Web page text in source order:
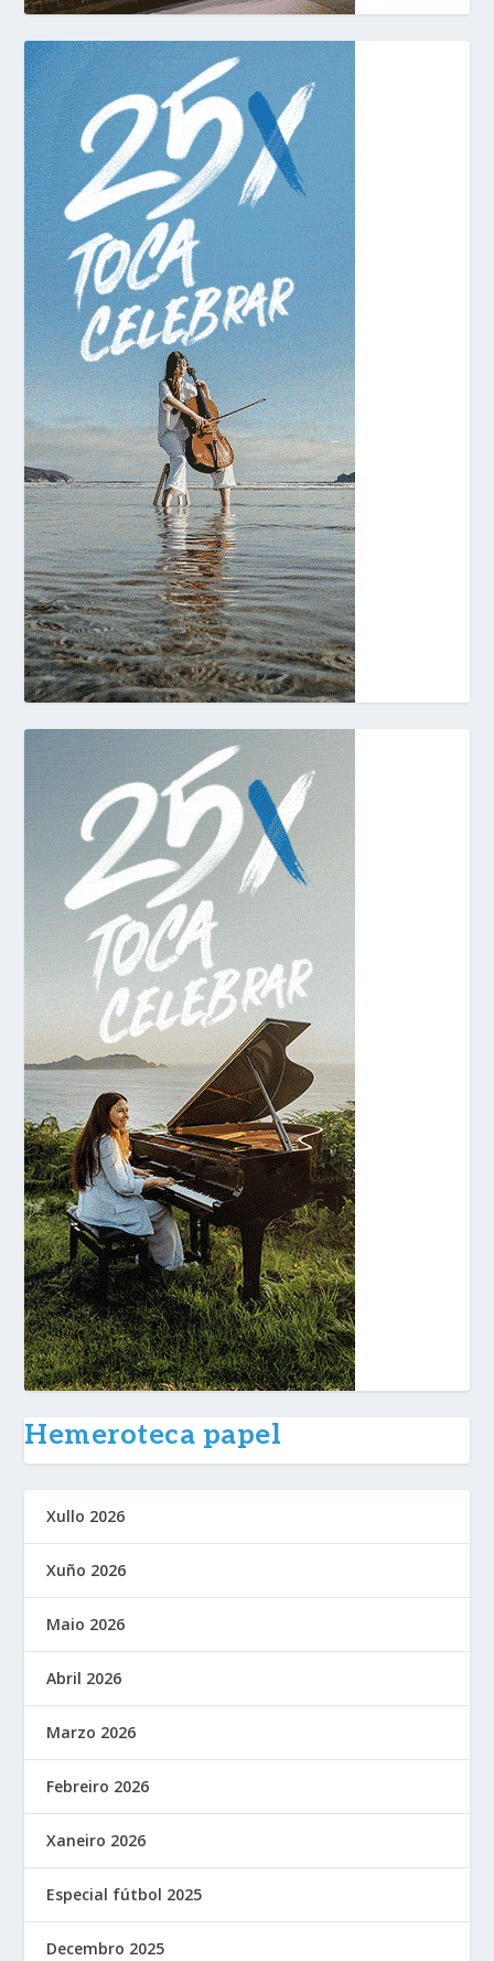
Hemeroteca papel
Xullo 2026
Xuño 2026
Maio 2026
Abril 2026
Marzo 2026
Febreiro 2026
Xaneiro 2026
Especial fútbol 2025
Decembro 2025